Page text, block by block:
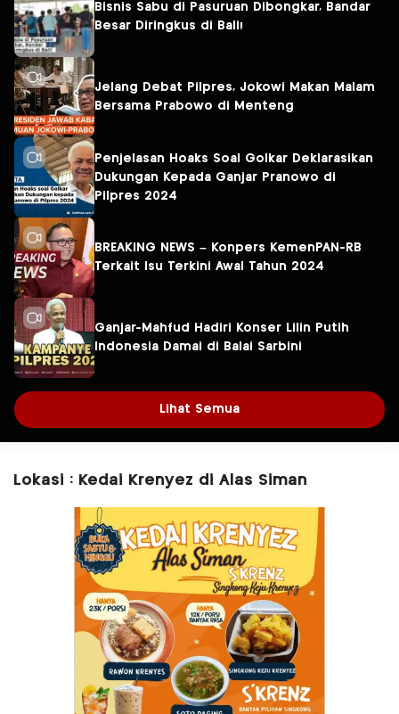
Bisnis Sabu di Pasuruan Dibongkar, Bandar
Besar Diringkus di Bali!
Jelang Debat Pilpres, Jokowi Makan Malam
Bersama Prabowo di Menteng
Penjelasan Hoaks Soal Golkar Deklarasikan
Dukungan Kepada Ganjar Pranowo di
Pilpres 2024
BREAKING NEWS – Konpers KemenPAN-RB
Terkait Isu Terkini Awal Tahun 2024
Ganjar-Mahfud Hadiri Konser Lilin Putih
Indonesia Damai di Balai Sarbini
Lihat Semua
Lokasi : Kedai Krenyez di Alas Siman